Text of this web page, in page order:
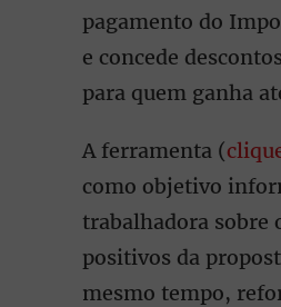
pagamento do
e concede
para quem ganha
A ferramenta (
como objetivo
trabalhadora sobre
positivos da
mesmo tempo,